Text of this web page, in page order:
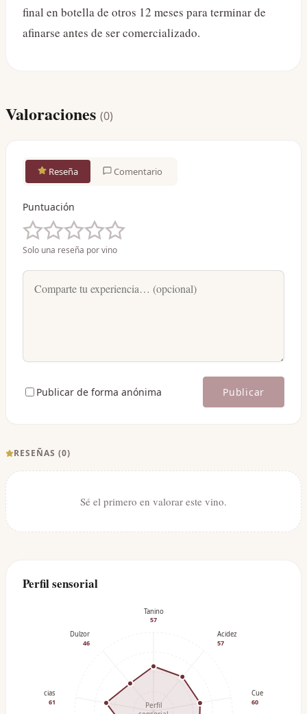
final en botella de otros 12 meses para terminar de
afinarse antes de ser comercializado.
Valoraciones (0)
Reseña Comentario
Puntuación
Solo una reseña por vino
Publicar de forma anónima Publicar
RESEÑAS (0)
Sé el primero en valorar este vino.
Perfil sensorial
Tanino
57
Acidez
57
Cuerpo
60
Especias
61
Dulzor
46
Perfil